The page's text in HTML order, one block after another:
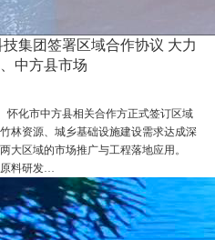
集团签署区域合作协议 大力
中方县市场
怀化市中方县相关合作方正式签订区域
林资源、城乡基础设施建设需求达成深
大区域的市场推广与工程落地应用。
原料研发…